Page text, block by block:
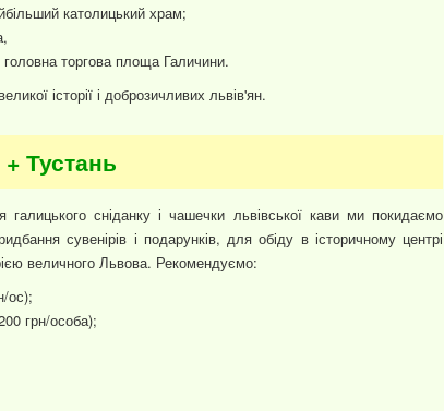
католицький храм;
торгова площа Галичини.
історії і доброзичливих львів'ян.
Тустань
сніданку і чашечки львівської кави ми покидаємо
сувенірів і подарунків, для обіду в історичному центрі
величного Львова. Рекомендуємо:
ос);
грн/особа);